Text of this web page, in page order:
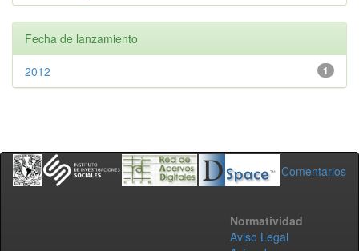
Fecha de lanzamiento
1
2012
Comentarios
Normatividad
Aviso Legal